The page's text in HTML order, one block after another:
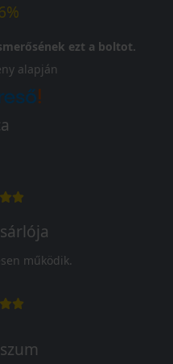
ezt a boltot.
alapján
működik.